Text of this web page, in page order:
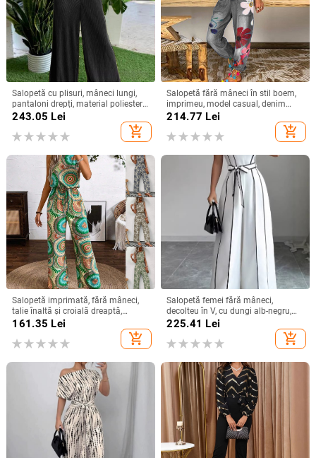
Salopetă cu plisuri, mâneci lungi,
pantaloni drepți, material poliester-
spandex, stil street hipster,
243.05 Lei
add_shopping_cart
Salopetă fără mâneci în stil boem,
imprimeu, model casual, denim
subțire, amestec bumbac-poliester,
214.77 Lei
add_shopping_cart
Salopetă imprimată, fără mâneci,
talie înaltă și croială dreaptă,
poliester, primăvara 2024
161.35 Lei
add_shopping_cart
Salopetă femei fără mâneci,
decolteu în V, cu dungi alb-negru,
stil franțuzesc, croială largă
225.41 Lei
add_shopping_cart